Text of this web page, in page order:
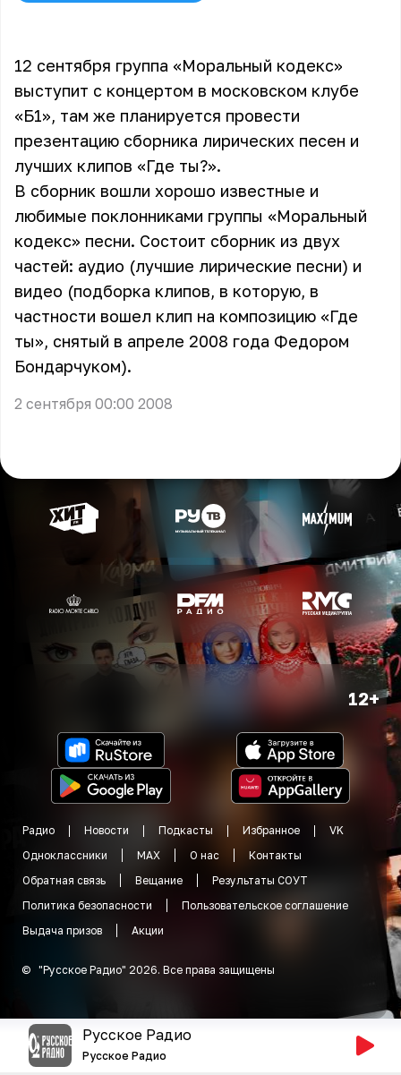
12 сентября группа «Моральный кодекс»
выступит с концертом в московском клубе
«Б1», там же планируется провести
презентацию сборника лирических песен и
лучших клипов «Где ты?».
В сборник вошли хорошо известные и
любимые поклонниками группы «Моральный
кодекс» песни. Состоит сборник из двух
частей: аудио (лучшие лирические песни) и
видео (подборка клипов, в которую, в
частности вошел клип на композицию «Где
ты», снятый в апреле 2008 года Федором
Бондарчуком).
2 сентября 00:00 2008
12+
Радио Новости Подкасты Избранное
VK
Одноклассники
MAX О нас
Контакты
Обратная связь
Вещание
Результаты СОУТ
Политика безопасности
Пользовательское соглашение
Выдача призов
Акции
© "Русское Радио" 2026. Все права защищены
Русское Радио
Русское Радио